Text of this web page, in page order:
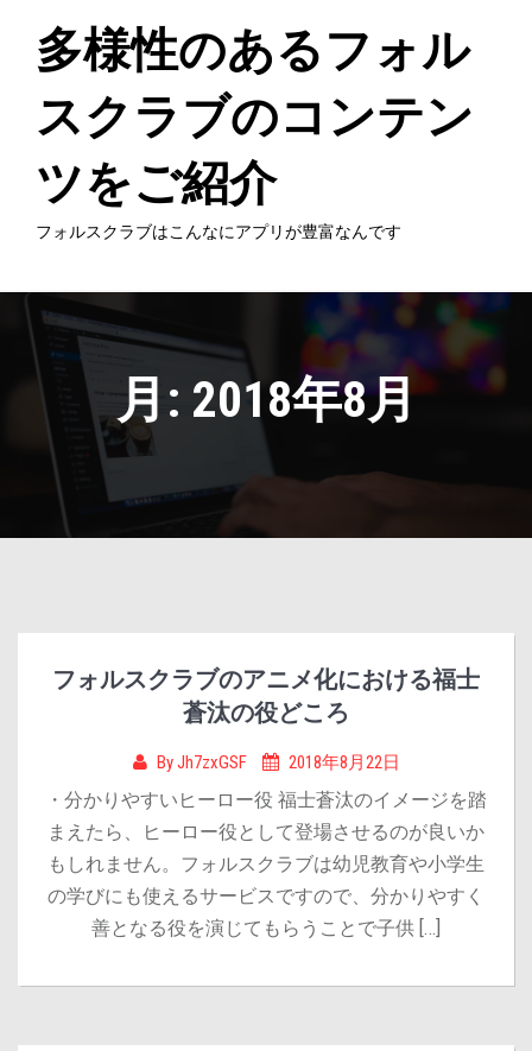
content多様性のあるフォル
スクラブのコンテン
ツをご紹介
フォルスクラブはこんなにアプリが豊富なんです
月: 2018年8月
フォルスクラブのアニメ化における福士
蒼汰の役どころ
ByJh7zxGSF 2018年8月22日
・分かりやすいヒーロー役 福士蒼汰のイメージを踏
まえたら、ヒーロー役として登場させるのが良いか
もしれません。フォルスクラブは幼児教育や小学生
の学びにも使えるサービスですので、分かりやすく
善となる役を演じてもらうことで子供 […]